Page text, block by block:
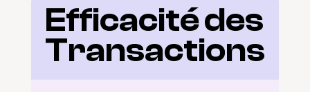
Efficacité des
Transactions